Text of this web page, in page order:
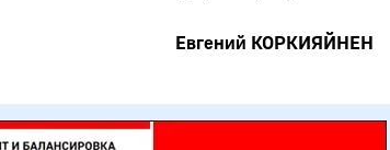
Евгений КОРКИЯЙНЕН